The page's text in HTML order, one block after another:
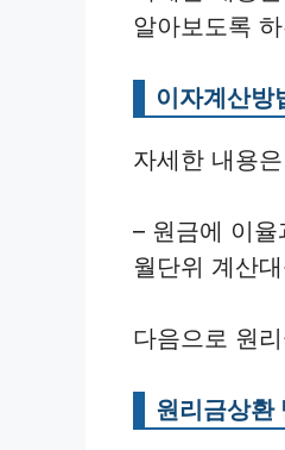
알아보도록
이자계산방
자세한 내용
– 원금에 이
월단위 계산
다음으로 원
원리금상환